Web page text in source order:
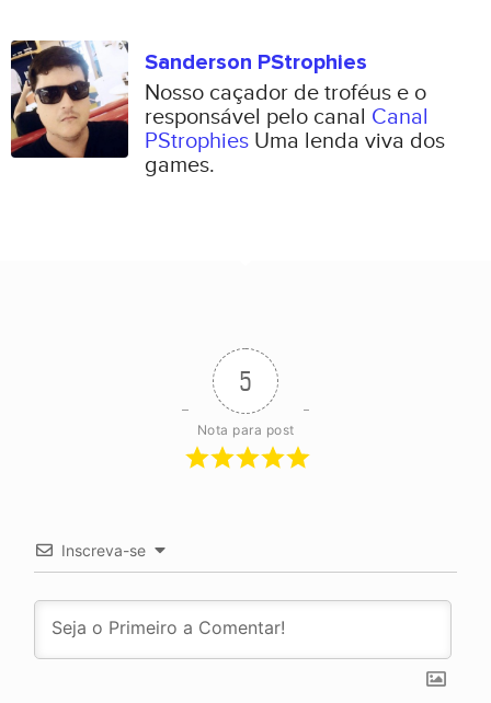
Sanderson PStrophies
Nosso caçador de troféus e o
responsável pelo canal Canal
PStrophies Uma lenda viva dos
games.
5
Nota para post
Inscreva-se